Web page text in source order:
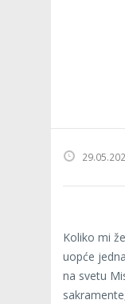
Koliko mi
uopće
na svetu